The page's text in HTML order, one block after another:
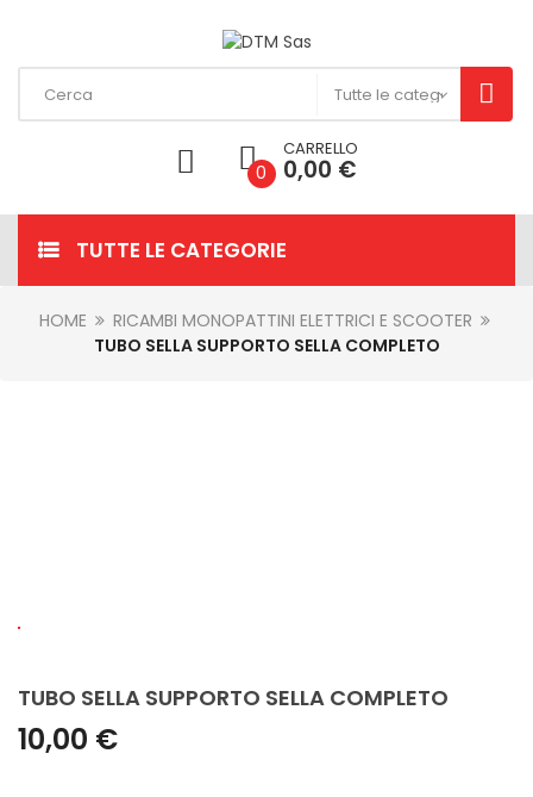
0
CARRELLO
0,00 €
TUTTE LE CATEGORIE
HOME
RICAMBI MONOPATTINI ELETTRICI E SCOOTER
TUBO SELLA SUPPORTO SELLA COMPLETO
TUBO SELLA SUPPORTO SELLA COMPLETO
10,00 €